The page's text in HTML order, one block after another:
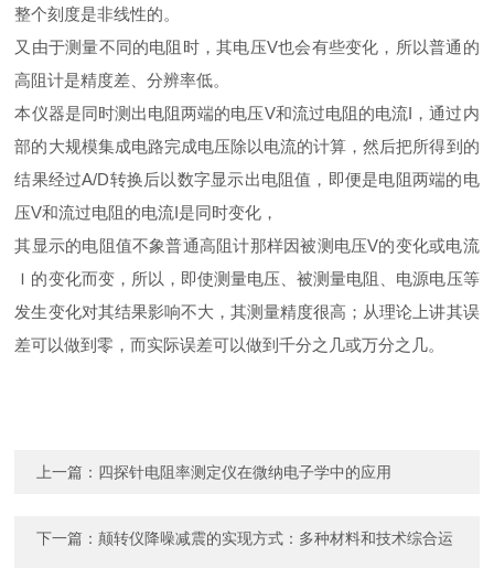
整个刻度是非线性的。
又由于测量不同的电阻时，其电压V也会有些变化，所以普通的
高阻计是精度差、分辨率低。
本仪器是同时测出电阻两端的电压V和流过电阻的电流I ，通过内
部的大规模集成电路完成电压除以电流的计算，然后把所得到的
结果经过A/D转换后以数字显示出电阻值，即便是电阻两端的电
压V和流过电阻的电流I是同时变化，
其显示的电阻值不象普通高阻计那样因被测电压V的变化或电流
Ｉ的变化而变，所以，即使测量电压、被测量电阻、电源电压等
发生变化对其结果影响不大，其测量精度很高；从理论上讲其误
差可以做到零，而实际误差可以做到千分之几或万分之几。
上一篇： 四探针电阻率测定仪在微纳电子学中的应用
下一篇：颠转仪降噪减震的实现方式：多种材料和技术综合运